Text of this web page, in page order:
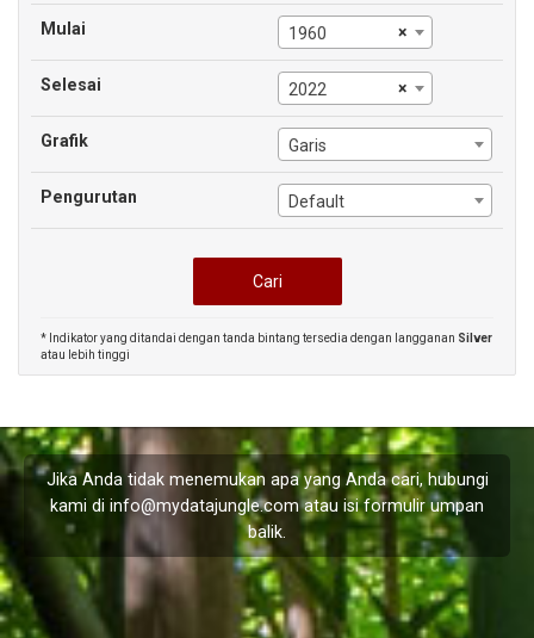
Mulai ×
1960
Selesai ×
2022
Grafik Garis
Pengurutan Default
* Indikator yang ditandai dengan tanda bintang tersedia dengan langganan Silver
atau lebih tinggi
Jika Anda tidak menemukan apa yang Anda cari, hubungi
kami di info@mydatajungle.comatau isi formulirumpan
balik